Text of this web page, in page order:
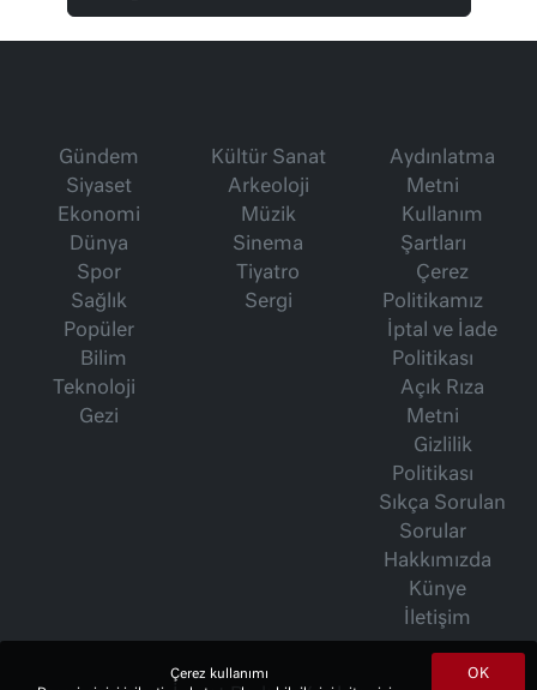
Gündem
Siyaset
Ekonomi
Dünya
Spor
Sağlık
Popüler
Bilim
Teknoloji
Gezi
Kültür Sanat
Arkeoloji
Müzik
Sinema
Tiyatro
Sergi
Aydınlatma
Metni
Kullanım
Şartları
Çerez
Politikamız
İptal ve İade
Politikası
Açık Rıza
Metni
Gizlilik
Politikası
Sıkça Sorulan
Sorular
Hakkımızda
Künye
İletişim
OK
Çerez kullanımı